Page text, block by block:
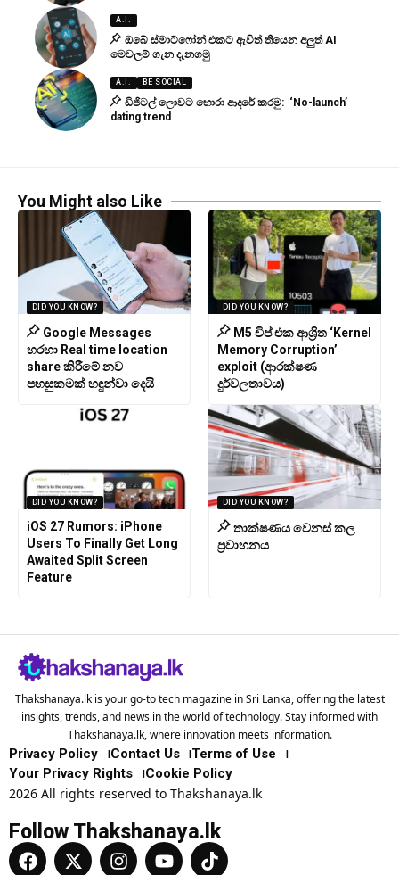
A.I.
ඔබේ ස්මාට්ෆෝන් එකට ඇවිත් තියෙන අලුත් AI
මෙවලම් ගැන දැනගමු
A.I. BE SOCIAL
ඩිජිටල් ලොවට හොරා ආදරේ කරමු: ‘No-launch’
dating trend
You Might also Like
DID YOU KNOW?
Google Messages
හරහා Real time location
share කිරීමේ නව
පහසුකමක් හඳුන්වා දෙයි
DID YOU KNOW?
M5 චිප් එක ආශ්‍රිත ‘Kernel
Memory Corruption’
exploit (ආරක්ෂණ
දුර්වලතාවය)
DID YOU KNOW?
iOS 27 Rumors: iPhone
Users To Finally Get Long
Awaited Split Screen
Feature
DID YOU KNOW?
තාක්ෂණය වෙනස් කල
ප්‍රවාහනය
Thakshanaya.lk is your go-to tech magazine in Sri Lanka, offering the latest
insights, trends, and news in the world of technology. Stay informed with
Thakshanaya.lk, where innovation meets information.
Privacy Policy Contact Us
Terms of Use
Your Privacy Rights
Cookie Policy
2026 All rights reserved to Thakshanaya.lk
Follow Thakshanaya.lk